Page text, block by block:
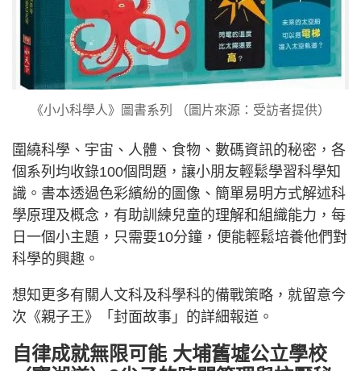
《小小科學人》圖書系列 （圖片來源：受訪者提供）
圍繞科學、宇宙、人體、食物、數碼資訊的秘密，各
個系列均收錄100個問題，讓小朋友輕鬆學習科學知
識。書本透過色彩繽紛的圖像、簡單易明方式解述科
學原理及概念，有助訓練兒童的理解和組織能力，每
日一個小主題，只需要10分鐘，便能輕鬆培養他們對
科學的興趣。
想知更多有關人文科及科學科的備戰策略，就留意今
次《親子王》「封面故事」的詳細報道。
自律成就無限可能 大埔舊墟公立學校